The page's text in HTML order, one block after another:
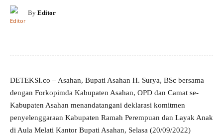
By Editor
DETEKSI.co – Asahan, Bupati Asahan H. Surya, BSc bersama
dengan Forkopimda Kabupaten Asahan, OPD dan Camat se-
Kabupaten Asahan menandatangani deklarasi komitmen
penyelenggaraan Kabupaten Ramah Perempuan dan Layak Anak
di Aula Melati Kantor Bupati Asahan, Selasa (20/09/2022)